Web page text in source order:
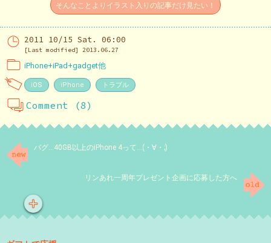
そんなことよりイラスト入りの記事だけ見たい！
2011 10/15 Sat. 06:00
[Last modified] 2013.06.27
iPhone+iPad+gadget他
iOS iPhone トラブル
Comment (8)
バグ…40GB以上のiPhone 4って…(・∀・;)
リンあれ一周年プレゼント企画に応募した方へ